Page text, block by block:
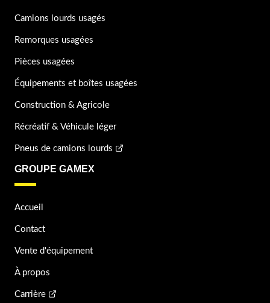
Camions lourds usagés
Remorques usagées
Pièces usagées
Équipements et boîtes usagées
Construction & Agricole
Récréatif & Véhicule léger
Pneus de camions lourds
GROUPE GAMEX
Accueil
Contact
Vente d'équipement
À propos
Carrière